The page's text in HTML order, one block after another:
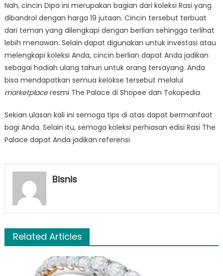
Nah, cincin Dipa ini merupakan bagian dari koleksi Rasi yang
dibandrol dengan harga 19 jutaan. Cincin tersebut terbuat
dari teman yang dilengkapi dengan berlian sehingga terlihat
lebih menawan. Selain dapat digunakan untuk investasi atau
melengkapi koleksi Anda, cincin berlian dapat Anda jadikan
sebagai hadiah ulang tahun untuk orang tersayang. Anda
bisa mendapatkan semua kelokse tersebut melalui
marketplaceresmi The Palace di Shopee dan Tokopedia.
Sekian ulasan kali ini semoga tips di atas dapat bermanfaat
bagi Anda. Selain itu, semoga koleksi perhiasan edisi Rasi The
Palace dapat Anda jadikan referensi.
Bisnis
Related Articles